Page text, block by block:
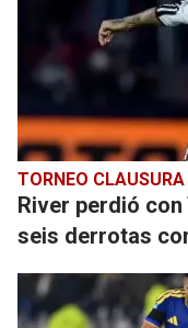
TORNEO CLAUSURA
River perdió
seis derrotas